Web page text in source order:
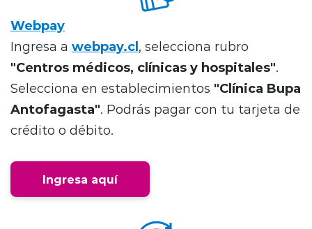
Webpay
Ingresa a webpay.cl, selecciona rubro
"Centros médicos, clínicas y hospitales".
Selecciona en establecimientos "Clínica Bupa
Antofagasta". Podrás pagar con tu tarjeta de
crédito o débito.
Ingresa aquí